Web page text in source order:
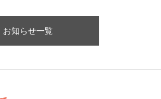
お知らせ一覧